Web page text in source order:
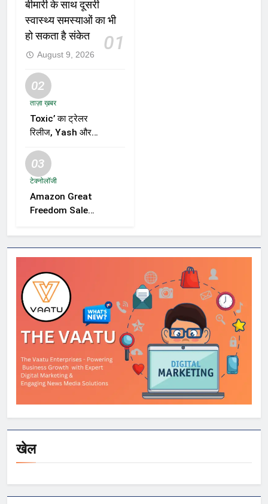
बीमारी के साथ दूसरी
स्वास्थ्य समस्याओं का भी
हो सकता है संकेत
01
August 9, 2026
02
ताज़ा ख़बर
Toxic’ का ट्रेलर
रिलीज, Yash और
जोड़ी ने मचाई हलचल,
फिल्म को लेकर बढ़ी
03
टेक्नोलॉजी
Amazon Great
Freedom Sale
OnePlus और
Xiaomi समेत कई
डिस्काउंट
खेल